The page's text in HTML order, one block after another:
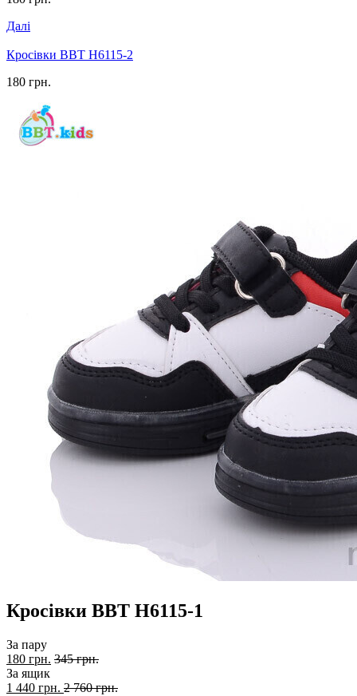
Далі
Кросівки BBT H6115-2
180 грн.
Кросівки BBT H6115-1
За пару
180 грн. 345 грн.
За ящик
1 440 грн. 2 760 грн.